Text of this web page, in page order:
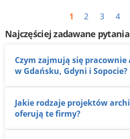
1 2 3 4
Najczęściej zadawane pytania
Czym zajmują się pracownie architektoniczne
w Gdańsku, Gdyni i Sopocie?
Jakie rodzaje projektów architektonicznych
oferują te firmy?